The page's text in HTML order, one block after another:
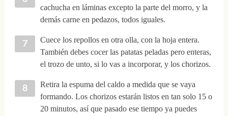
cachucha en láminas excepto la parte del morro, y la
demás carne en pedazos, todos iguales.
Cuece los repollos en otra olla, con la hoja entera.
También debes cocer las patatas peladas pero enteras,
el trozo de unto, si lo vas a incorporar, y los chorizos.
Retira la espuma del caldo a medida que se vaya
formando. Los chorizos estarán listos en tan solo 15 o
20 minutos, así que pasado ese tiempo ya puedes